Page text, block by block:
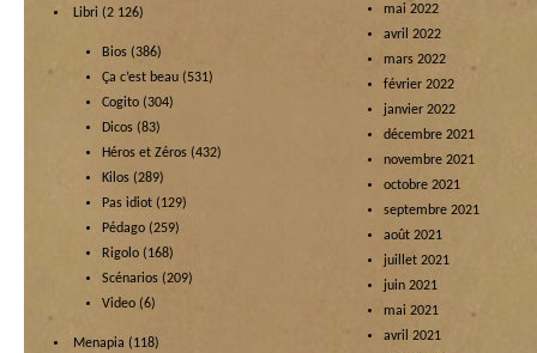
Libri (2 126)
Bios (386)
Ça c’est beau (531)
Cogito (304)
Dicos (83)
Héros et Zéros (432)
Kilos (289)
Pas idiot (129)
Pédago (259)
Rigolo (168)
Scénarios (209)
Video (6)
Menapia (118)
mai 2022
avril 2022
mars 2022
février 2022
janvier 2022
décembre 2021
novembre 2021
octobre 2021
septembre 2021
août 2021
juillet 2021
juin 2021
mai 2021
avril 2021